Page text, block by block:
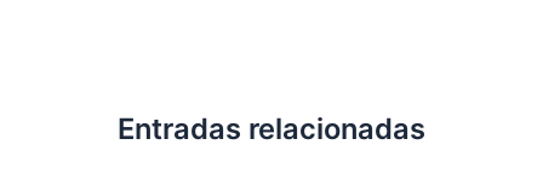
Entradas relacionadas